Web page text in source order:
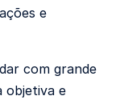
e
com grande
objetiva e